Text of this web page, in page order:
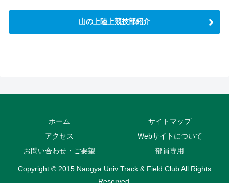
山の上陸上競技部紹介
ホーム
サイトマップ
アクセス
Webサイトについて
お問い合わせ・ご要望
部員専用
Copyright © 2015 Naogya Univ Track & Field Club All Rights
Reserved.